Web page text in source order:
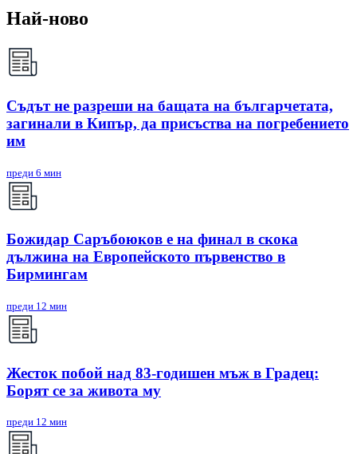
Най-ново
Съдът не разреши на бащата на българчетата,
загинали в Кипър, да присъства на погребението
им
преди 6 мин
Божидар Саръбоюков е на финал в скока
дължина на Европейското първенство в
Бирмингам
преди 12 мин
Жесток побой над 83-годишен мъж в Градец:
Борят се за живота му
преди 12 мин